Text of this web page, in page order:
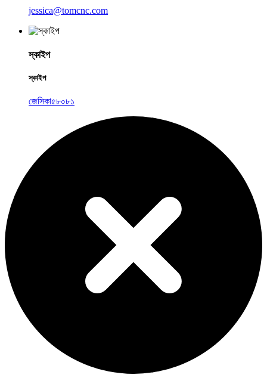
jessica@tomcnc.com
স্কাইপ
স্কাইপ
জেসিকা৫৮০৮১